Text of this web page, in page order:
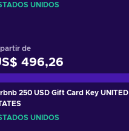
UNIDOS
de
496,26
250 USD Gift Card Key UNITED
UNIDOS